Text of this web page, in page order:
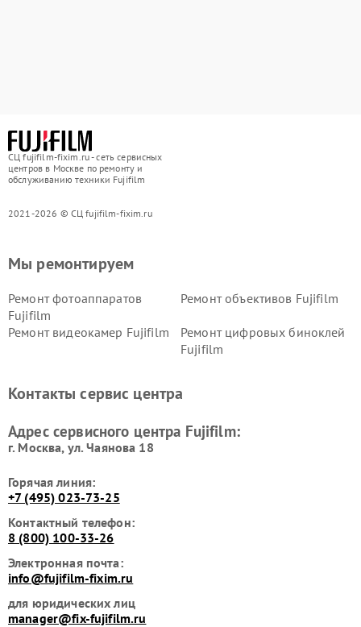
СЦ fujifilm-fixim.ru - сеть сервисных
центров в Москве по ремонту и
обслуживанию техники Fujifilm
2021-2026 © СЦ fujifilm-fixim.ru
Мы ремонтируем
Ремонт фотоаппаратов
Fujifilm
Ремонт объективов Fujifilm
Ремонт видеокамер Fujifilm
Ремонт цифровых биноклей
Fujifilm
Контакты сервис центра
Адрес сервисного центра Fujifilm:
г. Москва, ул. Чаянова 18
Горячая линия:
+7 (495) 023-73-25
Контактный телефон:
8 (800) 100-33-26
Электронная почта:
info@fujifilm-fixim.ru
для юридических лиц
manager@fix-fujifilm.ru